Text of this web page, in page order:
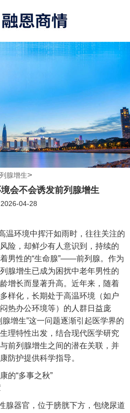
腺增生>
会不会诱发前列腺增生
2026-04-28
温环境中挥汗如雨时，往往关注的
险，却鲜少有人意识到，持续的
男性的“生命腺”——前列腺。作为
腺增生已成为困扰中老年男性的
增长而显著升高。近年来，随着
样化，长期处于高温环境（如户
热办公环境等）的人群日益庞
增生”这一问题逐渐引起医学界的
理特性出发，结合现代医学研究
前列腺增生之间的潜在关联，并
防护提供科学指导。
的“多事之秋”
腺器官，位于膀胱下方，包绕尿道